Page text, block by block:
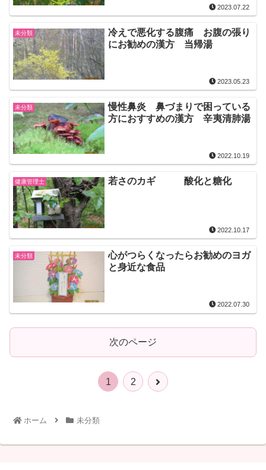
2023.07.22
未分類
冷えで悪化する腹痛 お腹の張り
にお勧めの漢方 当帰湯
2023.05.23
未分類
慢性鼻炎 鼻づまりで困っている
方におすすめの漢方 辛夷清肺湯
2022.10.19
健康管理士 若さのカギ 酸化と糖化
2022.10.17
未分類
心がつらくなったらお勧めのヨガ
と身近な食品
2022.07.30
次のページ
1 2
ホーム 未分類